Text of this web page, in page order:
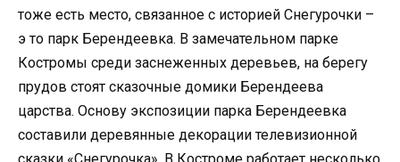
тоже есть место, связанное с историей Снегурочки –
э то парк Берендеевка. В замечательном парке
Костромы среди заснеженных деревьев, на берегу
прудов стоят сказочные домики Берендеева
царства. Основу экспозиции парка Берендеевка
составили деревянные декорации телевизионной